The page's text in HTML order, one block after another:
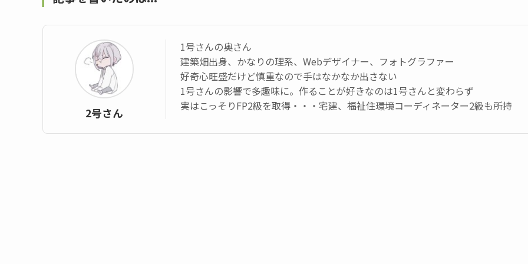
2号さん
1号さんの奥さん
建築畑出身、かなりの理系、Webデザイナー、フォトグラファー
好奇心旺盛だけど慎重なので手はなかなか出さない
1号さんの影響で多趣味に。作ることが好きなのは1号さんと変わらず
実はこっそりFP2級を取得・・・宅建、福祉住環境コーディネーター2級も所持